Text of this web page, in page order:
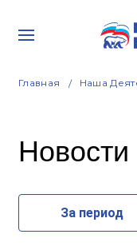
Главная Наша
Новости
За период